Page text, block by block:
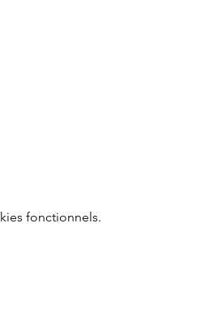
fonctionnels.